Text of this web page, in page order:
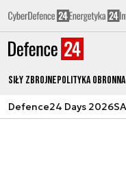
Siły zbrojnePolityka obronna
Defence24 Days 2026